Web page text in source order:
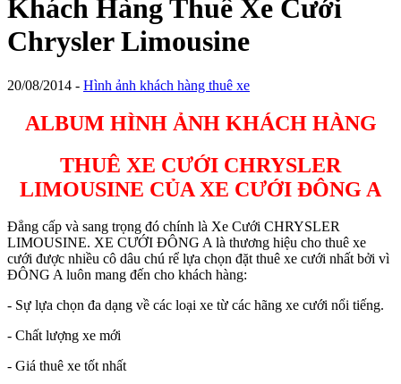
Khách Hàng Thuê Xe Cưới
Chrysler Limousine
20/08/2014 - Hình ảnh khách hàng thuê xe
ALBUM HÌNH ẢNH KHÁCH HÀNG
THUÊ XE CƯỚI CHRYSLER
LIMOUSINE CỦA XE CƯỚI ĐÔNG A
Đẳng cấp và sang trọng đó chính là Xe Cưới CHRYSLER
LIMOUSINE. XE CƯỚI ĐÔNG A là thương hiệu cho thuê xe
cưới được nhiều cô dâu chú rể lựa chọn đặt thuê xe cưới nhất bởi vì
ĐÔNG A luôn mang đến cho khách hàng:
- Sự lựa chọn đa dạng về các loại xe từ các hãng xe cưới nổi tiếng.
- Chất lượng xe mới
- Giá thuê xe tốt nhất